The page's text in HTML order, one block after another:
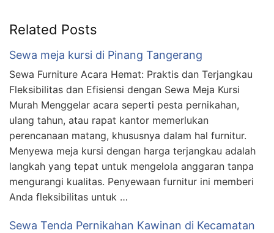
Related Posts
Sewa meja kursi di Pinang Tangerang
Sewa Furniture Acara Hemat: Praktis dan Terjangkau
Fleksibilitas dan Efisiensi dengan Sewa Meja Kursi
Murah Menggelar acara seperti pesta pernikahan,
ulang tahun, atau rapat kantor memerlukan
perencanaan matang, khususnya dalam hal furnitur.
Menyewa meja kursi dengan harga terjangkau adalah
langkah yang tepat untuk mengelola anggaran tanpa
mengurangi kualitas. Penyewaan furnitur ini memberi
Anda fleksibilitas untuk …
Sewa Tenda Pernikahan Kawinan di Kecamatan